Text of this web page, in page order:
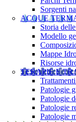
Sorgenti
ACQUE
Storia
Modello
Mappe
Risorse
TERAPIE E
Patologie
Patologie
Patologie
Patologie